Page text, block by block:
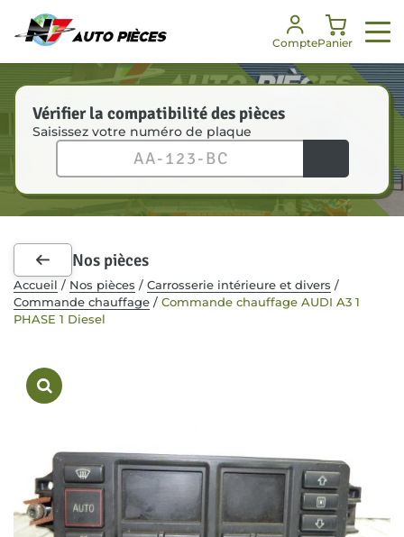
ComptePanier
Nos services
Enlèvement véhicules
Nos pièces
Toutes les pièces
Pièces carrosserie
Kit de démarrage
Notre société
Notre histoire
Nos certifications
Notre équipe
Recrutement
Besoin d’aide ?
FAQ
Communiqués de presse
Vérifier la compatibilité des pièces
Saisissez votre numéro de plaque
Nos pièces
Accueil / Nos pièces / Carrosserie intérieure et divers /
Commande chauffage / Commande chauffage AUDI A3 1
PHASE 1 Diesel